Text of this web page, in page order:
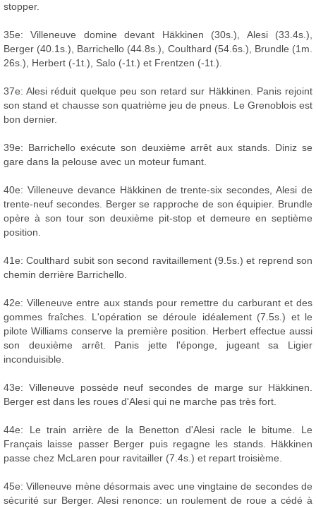
stopper.
35e: Villeneuve domine devant Häkkinen (30s.), Alesi (33.4s.),
Berger (40.1s.), Barrichello (44.8s.), Coulthard (54.6s.), Brundle (1m.
26s.), Herbert (-1t.), Salo (-1t.) et Frentzen (-1t.).
37e: Alesi réduit quelque peu son retard sur Häkkinen. Panis rejoint
son stand et chausse son quatrième jeu de pneus. Le Grenoblois est
bon dernier.
39e: Barrichello exécute son deuxième arrêt aux stands. Diniz se
gare dans la pelouse avec un moteur fumant.
40e: Villeneuve devance Häkkinen de trente-six secondes, Alesi de
trente-neuf secondes. Berger se rapproche de son équipier. Brundle
opère à son tour son deuxième pit-stop et demeure en septième
position.
41e: Coulthard subit son second ravitaillement (9.5s.) et reprend son
chemin derrière Barrichello.
42e: Villeneuve entre aux stands pour remettre du carburant et des
gommes fraîches. L'opération se déroule idéalement (7.5s.) et le
pilote Williams conserve la première position. Herbert effectue aussi
son deuxième arrêt. Panis jette l'éponge, jugeant sa Ligier
inconduisible.
43e: Villeneuve possède neuf secondes de marge sur Häkkinen.
Berger est dans les roues d'Alesi qui ne marche pas très fort.
44e: Le train arrière de la Benetton d'Alesi racle le bitume. Le
Français laisse passer Berger puis regagne les stands. Häkkinen
passe chez McLaren pour ravitailler (7.4s.) et repart troisième.
45e: Villeneuve mène désormais avec une vingtaine de secondes de
sécurité sur Berger. Alesi renonce: un roulement de roue a cédé à